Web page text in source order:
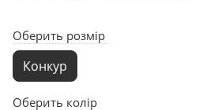
Оберить розмір
Конкур
Оберить колір